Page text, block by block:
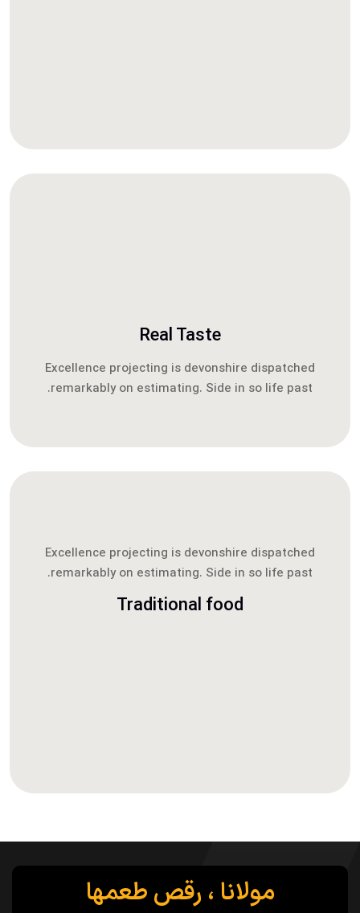
Real Taste
Excellence projecting is devonshire dispatched
remarkably on estimating. Side in so life past.
Traditional food
Excellence projecting is devonshire dispatched
remarkably on estimating. Side in so life past.
مولانا ، رقص طعمها